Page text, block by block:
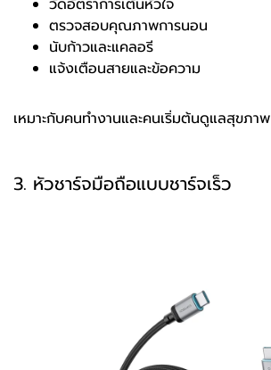
วัดอัตราการเต้นหัวใจ
ตรวจสอบคุณภาพการนอน
นับก้าวและแคลอรี
แจ้งเตือนสายและข้อความ
เหมาะกับคนทำงานและคนเริ่มต้นดูแลสุขภาพ
3. หัวชาร์จมือถือแบบชาร์จเร็ว